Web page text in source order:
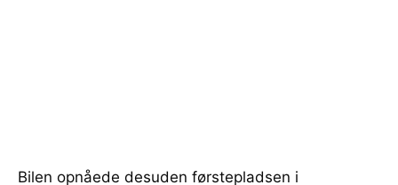
Bilen opnåede desuden førstepladsen i